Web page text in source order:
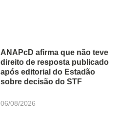
ANAPcD afirma que não teve
direito de resposta publicado
após editorial do Estadão
sobre decisão do STF
06/08/2026